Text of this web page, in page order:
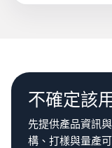
不確定該
先提供產品資訊
構、打樣與量產